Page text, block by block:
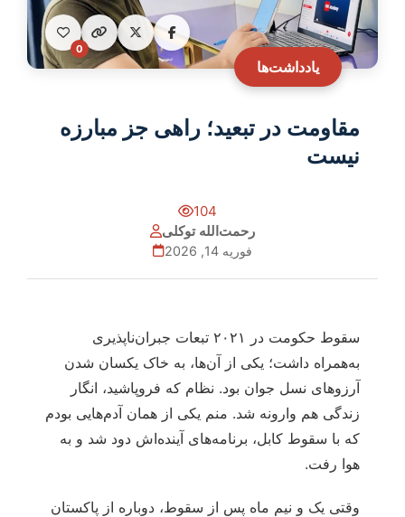
یادداشت‌ها
0
مقاومت در تبعید؛ راهی جز مبارزه
نیست
104
رحمت‌الله توکلی
فوریه 14, 2026
سقوط حکومت در ۲۰۲۱ تبعات جبران‌ناپذیری
به‌همراه داشت؛ یکی از آن‌ها، به خاک یکسان شدن
آرزوهای نسل جوان بود. نظام که فروپاشید، انگار
زند‌گی هم‌ وارونه شد. منم یکی از همان آدم‌هایی بودم
که با سقوط کابل، برنامه‌های آینده‌اش دود شد و به
هوا رفت.
وقتی یک و نیم ماه پس از سقوط، دوباره از پاکستان